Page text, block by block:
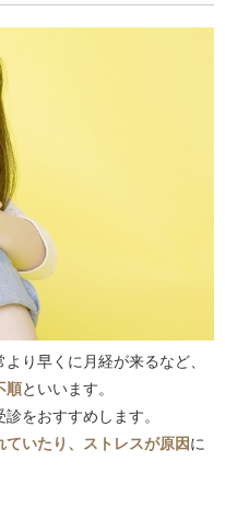
り早くに月経が来るなど、
順といいます。
をおすすめします。
いたり、ストレスが原因に